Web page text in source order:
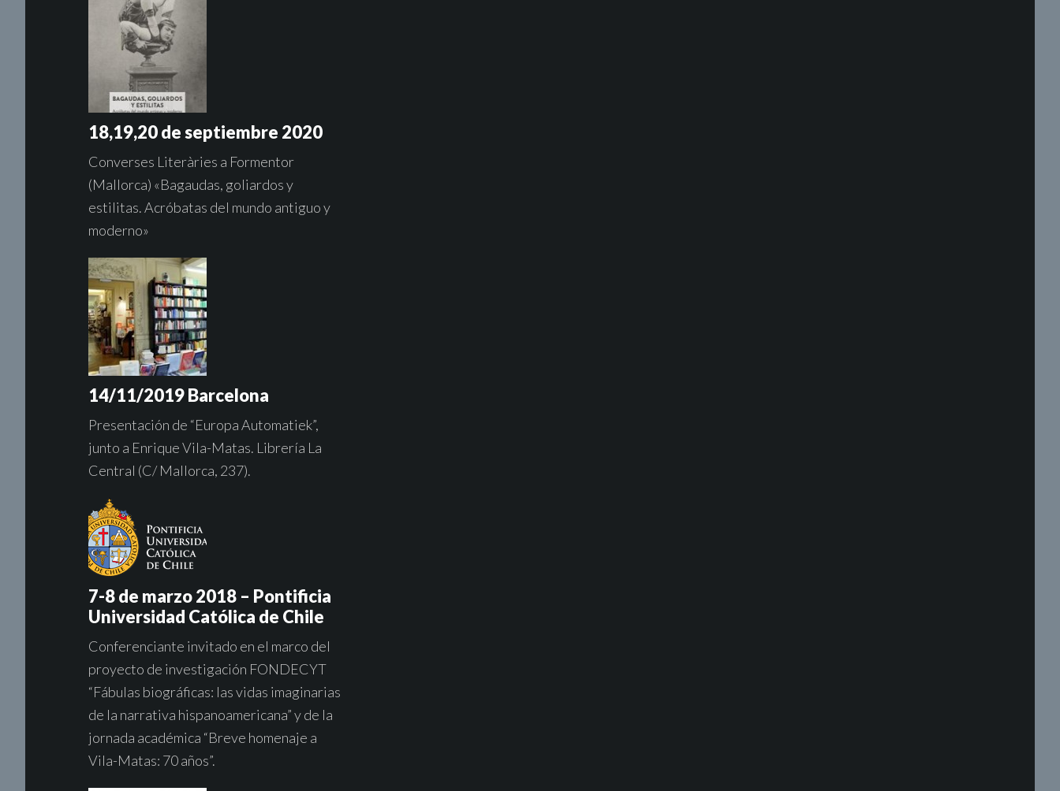
18,19,20 de septiembre 2020
Converses Literàries a Formentor
(Mallorca) «Bagaudas, goliardos y
estilitas. Acróbatas del mundo antiguo y
moderno»
14/11/2019 Barcelona
Presentación de “Europa Automatiek”,
junto a Enrique Vila-Matas. Librería La
Central (C/ Mallorca, 237).
7-8 de marzo 2018 – Pontificia
Universidad Católica de Chile
Conferenciante invitado en el marco del
proyecto de investigación FONDECYT
“Fábulas biográficas: las vidas imaginarias
de la narrativa hispanoamericana” y de la
jornada académica “Breve homenaje a
Vila-Matas: 70 años”.